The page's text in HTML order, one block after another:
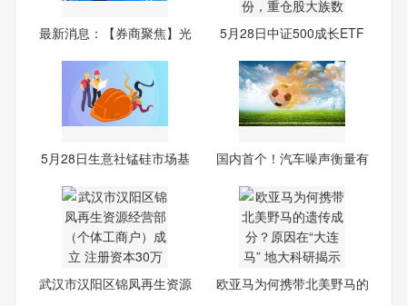
最新消息：【券商聚焦】光
5月28日中证500成长ETF
5月28日生意社锰硅市场基
国内首个！汽车噪声衡量有
武汉市汉阳区锦凤再生资源
欧亚马为何携带北美野马的